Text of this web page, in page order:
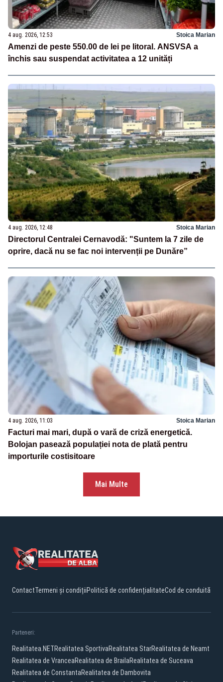
4 aug. 2026, 12:53 Stoica Marian
Amenzi de peste 550.00 de lei pe litoral. ANSVSA a
închis sau suspendat activitatea a 12 unități
4 aug. 2026, 12:48 Stoica Marian
Directorul Centralei Cernavodă: "Suntem la 7 zile de
oprire, dacă nu se fac noi intervenții pe Dunăre”
4 aug. 2026, 11:03 Stoica Marian
Facturi mai mari, după o vară de criză energetică.
Bolojan pasează populației nota de plată pentru
importurile costisitoare
Mai Multe
ContactTermeni și condițiiPolitică de confidențialitateCod de conduită
Parteneri:
Realitatea.NETRealitatea SportivaRealitatea StarRealitatea de Neamt
Realitatea de VranceaRealitatea de BrailaRealitatea de Suceava
Realitatea de ConstantaRealitatea de Dambovita